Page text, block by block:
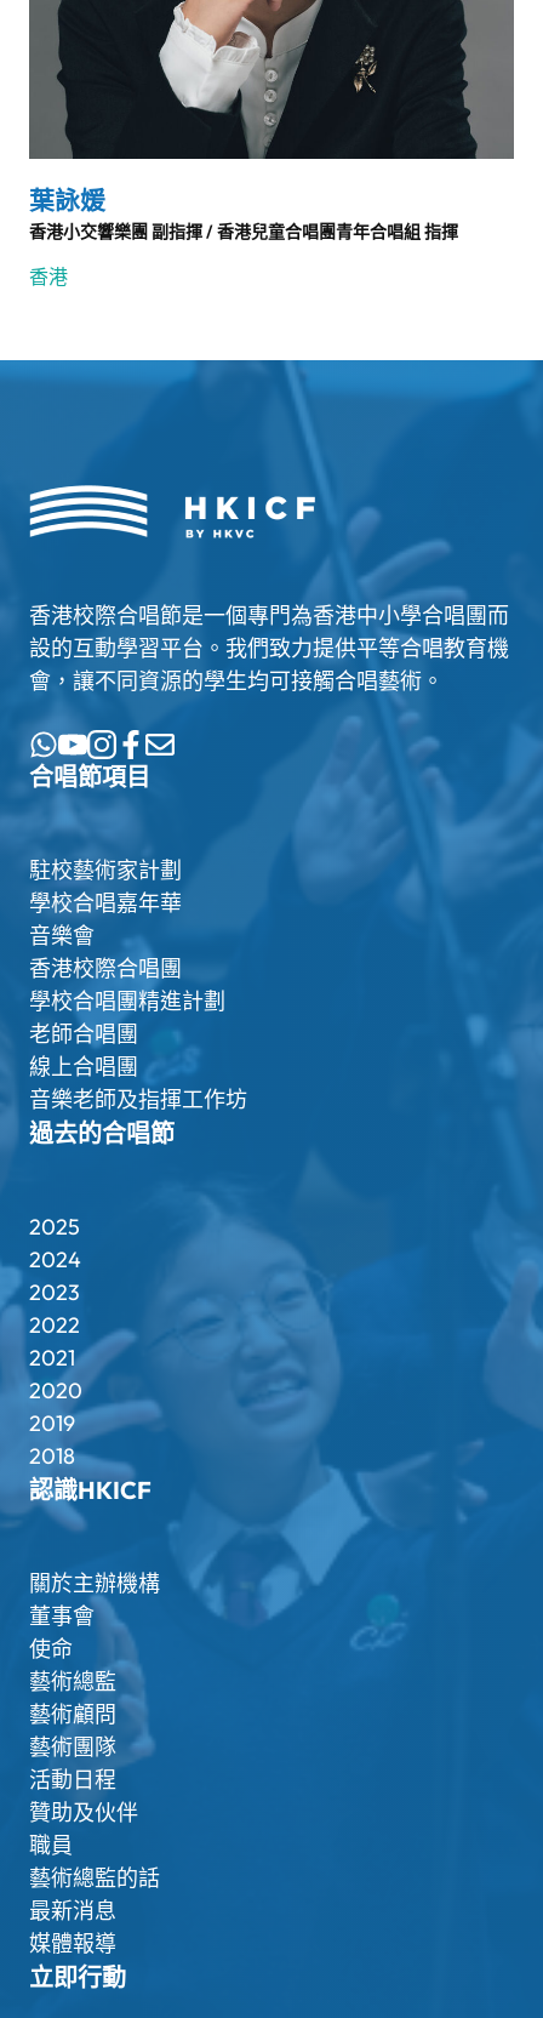
葉詠媛
香港小交響樂團 副指揮 / 香港兒童合唱團青年合唱組 指揮
香港
香港校際合唱節是一個專門為香港中小學合唱團而
設的互動學習平台。我們致力提供平等合唱教育機
會，讓不同資源的學生均可接觸合唱藝術。
合唱節項目
駐校藝術家計劃
學校合唱嘉年華
音樂會
香港校際合唱團
學校合唱團精進計劃
老師合唱團
線上合唱團
音樂老師及指揮工作坊
過去的合唱節
2025
2024
2023
2022
2021
2020
2019
2018
認識HKICF
關於主辦機構
董事會
使命
藝術總監
藝術顧問
藝術團隊
活動日程
贊助及伙伴
職員
藝術總監的話
最新消息
媒體報導
立即行動